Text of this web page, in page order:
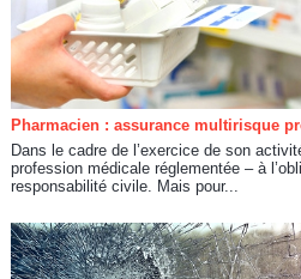
Pharmacien : assurance multirisque
Dans le cadre de l’exercice de son
profession médicale réglementée – à
responsabilité civile. Mais pour...